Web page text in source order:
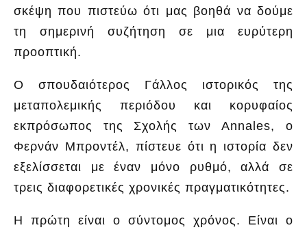
σκέψη που πιστεύω ότι μας βοηθά να δούμε
τη σημερινή συζήτηση σε μια ευρύτερη
προοπτική.
Ο σπουδαιότερος Γάλλος ιστορικός της
μεταπολεμικής περιόδου και κορυφαίος
εκπρόσωπος της Σχολής των Annales, ο
Φερνάν Μπροντέλ, πίστευε ότι η ιστορία δεν
εξελίσσεται με έναν μόνο ρυθμό, αλλά σε
τρεις διαφορετικές χρονικές πραγματικότητες.
Η πρώτη είναι ο σύντομος χρόνος. Είναι ο